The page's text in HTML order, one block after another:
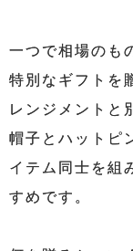
一つで相場のも
特別なギフトを
レンジメントと
帽子とハットピ
イテム同士を組
すめです。